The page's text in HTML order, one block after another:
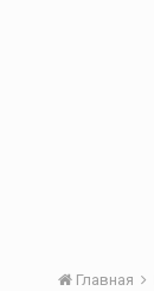
Главная